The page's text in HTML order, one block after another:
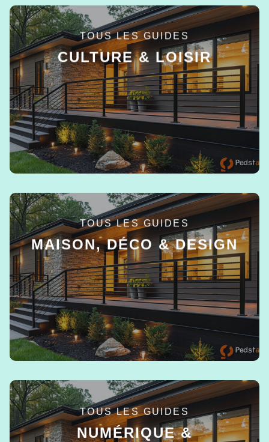
TOUS LES GUIDES
CULTURE & LOISIR
EN SAVOIR +
TOUS LES GUIDES
MAISON, DÉCO & DESIGN
EN SAVOIR +
TOUS LES GUIDES
NUMÉRIQUE &